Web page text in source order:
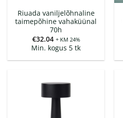
Riuada vaniljelõhnaline
taimepõhine vahaküünal
70h
€32.04 + KM 24%
Min. kogus 5 tk